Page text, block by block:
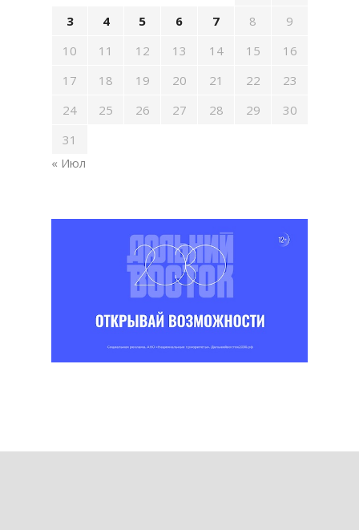
3
4 5 6 7 8
9
10
11 12 13 14 15
16
17
18 19 20 21 22
23
24
25 26 27 28 29
30
31
« Июл